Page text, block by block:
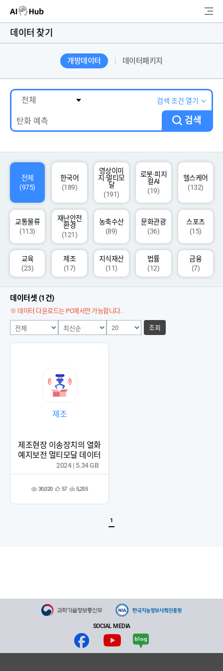
AI-Hub
AI 데이터찾기
AI 허브소개
AI 개발지원
고객지원
색
데이터 찾기
개방데이터 데이터패키지
검색 조건 열기
검색
전체
(975)
한국어
(189)
영상이미
지·멀티모
달
(191)
로봇·피지
컬AI
(19)
헬스케어
(132)
교통물류
(113)
재난안전
환경
(121)
농축수산
(89)
문화관광
(36)
스포츠
(15)
교육
(23)
제조
(17)
지식재산
(11)
법률
(12)
금융
(7)
데이터셋 (1건)
※ 데이터 다운로드는 PC에서만 가능합니다.
조회
제조
제조현장 이송장치의 열화
예지보전 멀티모달 데이터
조 30,020 관
록
57 다 5,255
2024 | 5.34 GB
1
SOCIAL MEDIA